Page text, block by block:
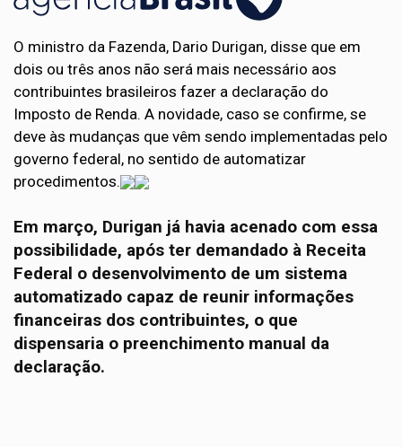
O ministro da Fazenda, Dario Durigan, disse que em
dois ou três anos não será mais necessário aos
contribuintes brasileiros fazer a declaração do
Imposto de Renda. A novidade, caso se confirme, se
deve às mudanças que vêm sendo implementadas pelo
governo federal, no sentido de automatizar
procedimentos.
Em março, Durigan já havia acenado com essa
possibilidade, após ter demandado à Receita
Federal o desenvolvimento de um sistema
automatizado capaz de reunir informações
financeiras dos contribuintes, o que
dispensaria o preenchimento manual da
declaração.